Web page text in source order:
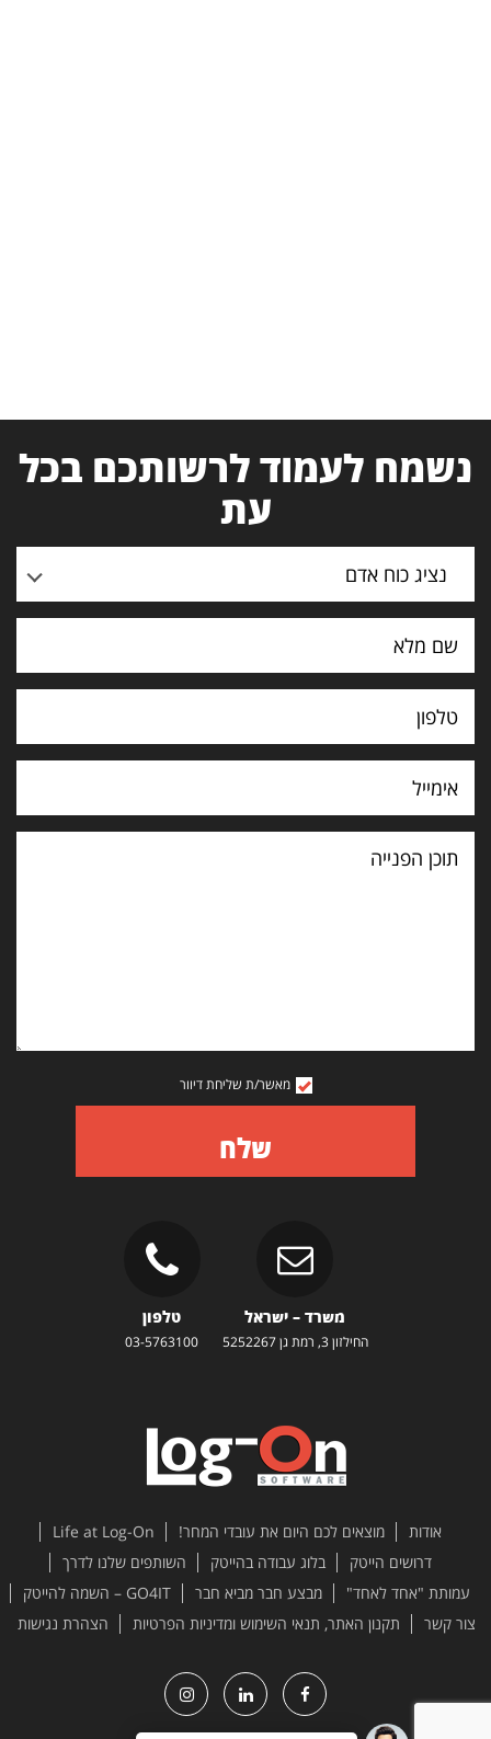
נשמח לעמוד לרשותכם בכל
עת
נציג כוח אדם
תוכן
הפנייה
מאשר/ת שליחת דיוור
שלח
משרד – ישראל
החילזון 3, רמת גן 5252267
טלפון
03-5763100
אודות מוצאים לכם היום את עובדי המחר!
Life at Log-On
דרושים הייטק
בלוג עבודה בהייטק
השותפים שלנו לדרך
עמותת "אחד לאחד"
מבצע חבר מביא חבר
GO4IT – השמה להייטק
צור קשר
תקנון האתר, תנאי השימוש ומדיניות הפרטיות הצהרת נגישות